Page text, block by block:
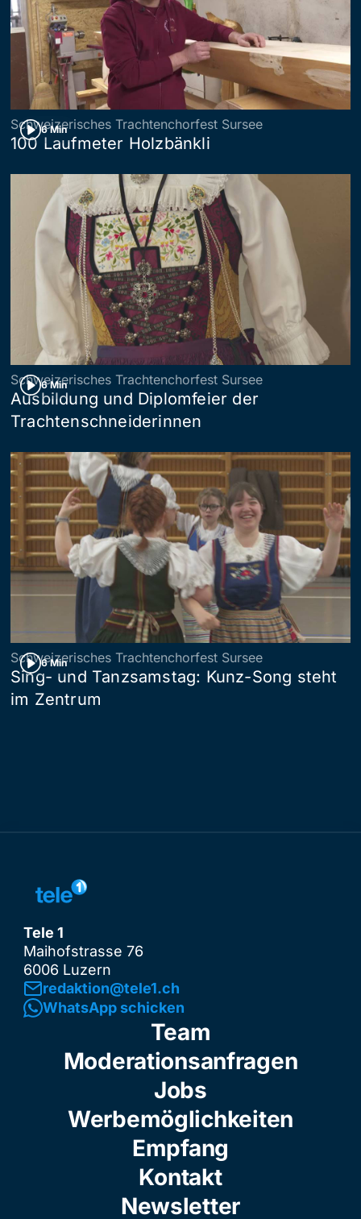
6 Min
Schweizerisches Trachtenchorfest Sursee
100 Laufmeter Holzbänkli
6 Min
Schweizerisches Trachtenchorfest Sursee
Ausbildung und Diplomfeier der
Trachtenschneiderinnen
6 Min
Schweizerisches Trachtenchorfest Sursee
Sing- und Tanzsamstag: Kunz-Song steht
im Zentrum
Tele 1
Maihofstrasse 76
6006 Luzern
redaktion@tele1.ch
WhatsApp schicken
Team
Moderationsanfragen
Jobs
Werbemöglichkeiten
Empfang
Kontakt
Newsletter